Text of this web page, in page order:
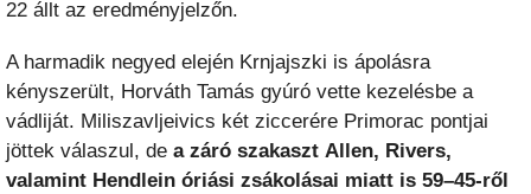
22 állt az eredményjelzőn.
A harmadik negyed elején Krnjajszki is ápolásra
kényszerült, Horváth Tamás gyúró vette kezelésbe a
vádliját. Miliszavljeivics két ziccerére Primorac pontjai
jöttek válaszul, de a záró szakaszt Allen, Rivers,
valamint Hendlein óriási zsákolásai miatt is 59–45-ről